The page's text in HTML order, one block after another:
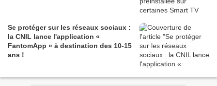
Se protéger sur les réseaux sociaux :
la CNIL lance l'application «
FantomApp » à destination des 10-15
ans !